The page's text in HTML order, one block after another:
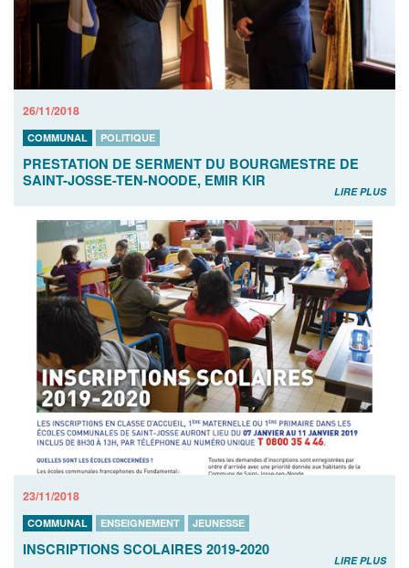
26/11/2018
COMMUNAL POLITIQUE
PRESTATION DE SERMENT DU BOURGMESTRE DE
SAINT-JOSSE-TEN-NOODE, EMIR KIR
LIRE PLUS
23/11/2018
COMMUNAL ENSEIGNEMENT JEUNESSE
INSCRIPTIONS SCOLAIRES 2019-2020
LIRE PLUS